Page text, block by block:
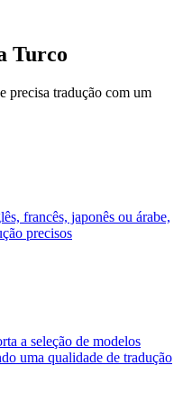
Turco
precisa tradução com um
francês, japonês ou árabe,
precisos
a seleção de modelos
uma qualidade de tradução